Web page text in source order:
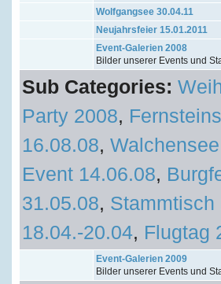
Wolfgangsee 30.04.11
Neujahrsfeier 15.01.2011
Event-Galerien 2008
Bilder unserer Events und
Sub Categories:
Party 2008,
16.08.08,
Event 14.06.08,
31.05.08, Stammtisch
18.04.-20.04, Flugtag
Event-Galerien 2009
Bilder unserer Events und